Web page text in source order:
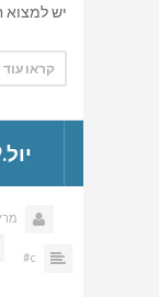
יש למצוא
קראו עוד
יול.19
c#